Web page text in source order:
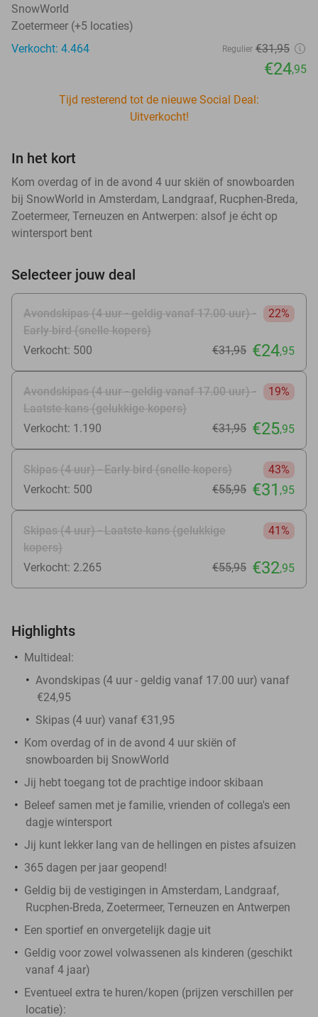
SnowWorld
Zoetermeer (+5 locaties)
Verkocht: 4.464
Regulier €31,95
€24,95
Tijd resterend tot de nieuwe Social Deal:
Uitverkocht!
In het kort
Kom overdag of in de avond 4 uur skiën of snowboarden
bij SnowWorld in Amsterdam, Landgraaf, Rucphen-Breda,
Zoetermeer, Terneuzen en Antwerpen: alsof je écht op
wintersport bent
Selecteer jouw deal
Avondskipas (4 uur - geldig vanaf 17.00 uur) -
Early bird (snelle kopers)
22%
Verkocht: 500 €31,95 €24,95
Avondskipas (4 uur - geldig vanaf 17.00 uur) -
Laatste kans (gelukkige kopers)
19%
Verkocht: 1.190 €31,95 €25,95
Skipas (4 uur) - Early bird (snelle kopers)
43%
Verkocht: 500
€55,95 €31 ,95
Skipas (4 uur) - Laatste kans (gelukkige
kopers)
41%
Verkocht: 2.265 €55,95 €32,95
Highlights
Multideal:
Avondskipas (4 uur - geldig vanaf 17.00 uur) vanaf
€24,95
Skipas (4 uur) vanaf €31,95
Kom overdag of in de avond 4 uur skiën of
snowboarden bij SnowWorld
Jij hebt toegang tot de prachtige indoor skibaan
Beleef samen met je familie, vrienden of collega's een
dagje wintersport
Jij kunt lekker lang van de hellingen en pistes afsuizen
365 dagen per jaar geopend!
Geldig bij de vestigingen in Amsterdam, Landgraaf,
Rucphen-Breda, Zoetermeer, Terneuzen en Antwerpen
Een sportief en onvergetelijk dagje uit
Geldig voor zowel volwassenen als kinderen (geschikt
vanaf 4 jaar)
Eventueel extra te huren/kopen (prijzen verschillen per
locatie):